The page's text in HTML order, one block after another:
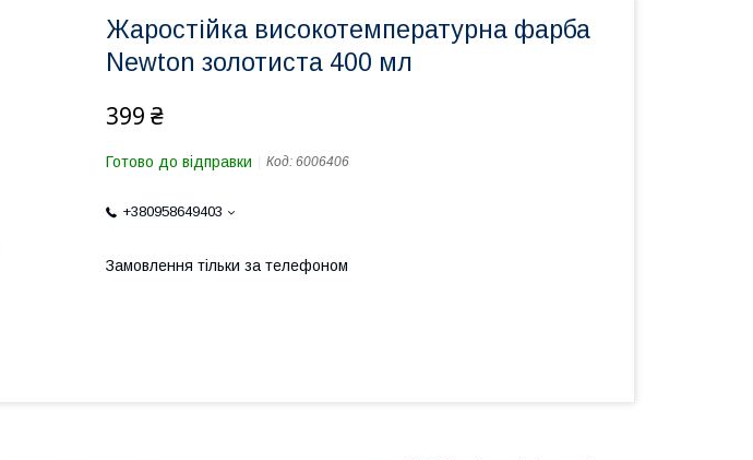
Жаростійка високотемпературна фарба
Newton золотиста 400 мл
399 ₴
Готово до відправки Код: 6006406
+380958649403
Замовлення тільки за телефоном